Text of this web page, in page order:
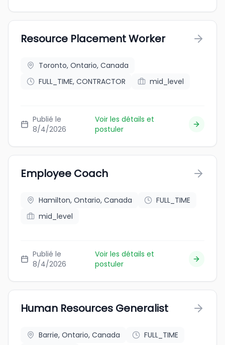
Resource Placement Worker
Toronto, Ontario, Canada
FULL_TIME, CONTRACTOR
mid_level
Publié le
8/4/2026
Voir les détails et
postuler
Employee Coach
Hamilton, Ontario, Canada
FULL_TIME
mid_level
Publié le
8/4/2026
Voir les détails et
postuler
Human Resources Generalist
Barrie, Ontario, Canada FULL_TIME